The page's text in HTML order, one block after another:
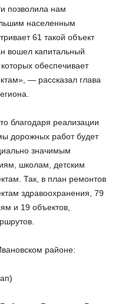
позволила нам
населенным
61 такой объект
вошел капитальный
обеспечивает
— рассказал глава
благодаря реализации
дорожных работ будет
значимым
школам, детским
Так, в план ремонтов
здравоохранения, 79
и 19 объектов,
районе: